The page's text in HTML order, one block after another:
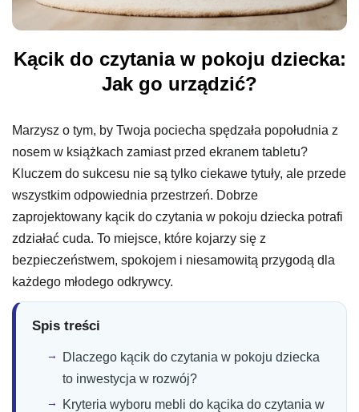
Kącik do czytania w pokoju dziecka:
Jak go urządzić?
Marzysz o tym, by Twoja pociecha spędzała popołudnia z
nosem w książkach zamiast przed ekranem tabletu?
Kluczem do sukcesu nie są tylko ciekawe tytuły, ale przede
wszystkim odpowiednia przestrzeń. Dobrze
zaprojektowany kącik do czytania w pokoju dziecka potrafi
zdziałać cuda. To miejsce, które kojarzy się z
bezpieczeństwem, spokojem i niesamowitą przygodą dla
każdego młodego odkrywcy.
Spis treści
Dlaczego kącik do czytania w pokoju dziecka
to inwestycja w rozwój?
Kryteria wyboru mebli do kącika do czytania w